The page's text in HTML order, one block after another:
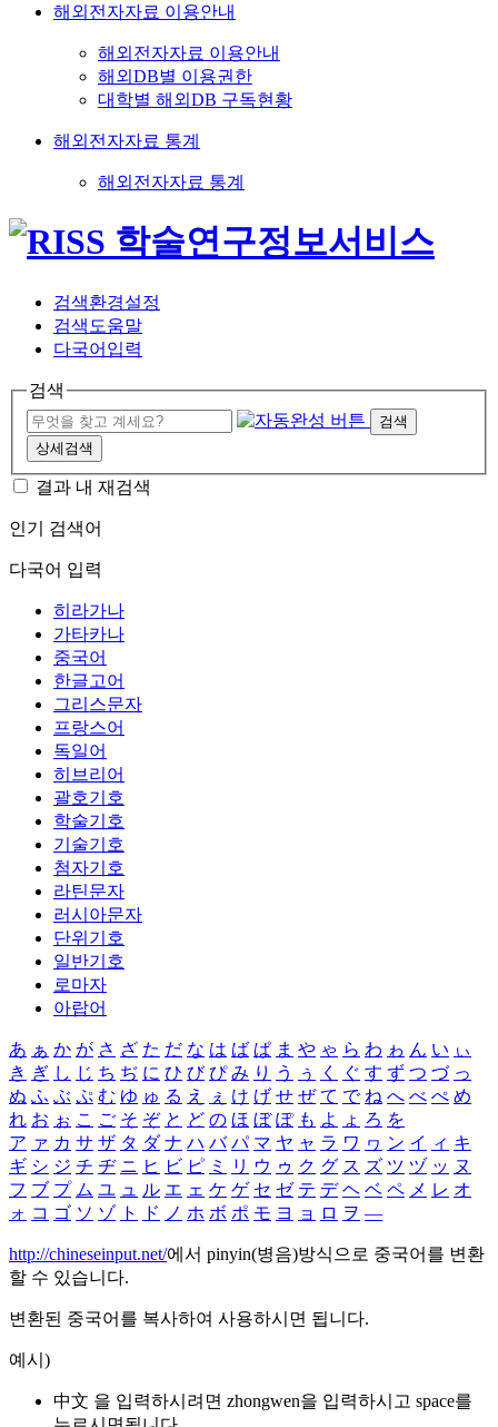
해외전자자료 이용안내
해외전자자료 이용안내
해외DB별 이용권한
대학별 해외DB 구독현황
해외전자자료 통계
해외전자자료 통계
검색환경설정
검색도움말
다국어입력
검색
검색
상세검색
결과 내 재검색
인기 검색어
다국어 입력
히라가나
가타카나
중국어
한글고어
그리스문자
프랑스어
독일어
히브리어
괄호기호
학술기호
기술기호
첨자기호
라틴문자
러시아문자
단위기호
일반기호
로마자
아랍어
あ ぁ か が さ ざ た だ な は ば ぱ ま や ゃ ら わ ゎ ん い ぃ
き ぎ し じ ち ぢ に ひ び ぴ み り う ぅ く ぐ す ず つ づ っ
ぬ ふ ぶ ぷ む ゆ ゅ る え ぇ け げ せ ぜ て で ね へ べ ぺ め
れ お ぉ こ ご そ ぞ と ど の ほ ぼ ぽ も よ ょ ろ を
ア ァ カ サ ザ タ ダ ナ ハ バ パ マ ヤ ャ ラ ワ ヮ ン イ ィ キ
ギ シ ジ チ ヂ ニ ヒ ビ ピ ミ リ ウ ゥ ク グ ス ズ ツ ヅ ッ ヌ
フ ブ プ ム ユ ュ ル エ ェ ケ ゲ セ ゼ テ デ ヘ ベ ペ メ レ オ
ォ コ ゴ ソ ゾ ト ド ノ ホ ボ ポ モ ヨ ョ ロ ヲ ―
http://chineseinput.net/에서 pinyin(병음)방식으로 중국어를 변환
할 수 있습니다.
변환된 중국어를 복사하여 사용하시면 됩니다.
예시)
中文 을 입력하시려면 zhongwen을 입력하시고 space를